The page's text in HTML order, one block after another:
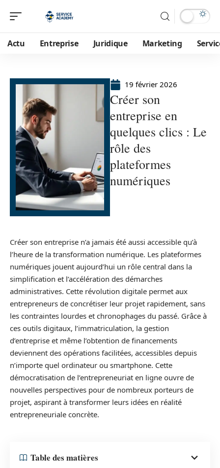
Actu Entreprise Juridique Marketing
19 février 2026
Créer son
entreprise en
quelques clics : Le
rôle des
plateformes
numériques
Créer son entreprise n’a jamais été aussi accessible qu’à
l’heure de la transformation numérique. Les plateformes
numériques jouent aujourd’hui un rôle central dans la
simplification et l’accélération des démarches
administratives. Cette révolution digitale permet aux
entrepreneurs de concrétiser leur projet rapidement, sans
les contraintes lourdes et chronophages du passé. Grâce à
ces outils digitaux, l’immatriculation, la gestion
d’entreprise et même l’obtention de financements
deviennent des opérations facilitées, accessibles depuis
n’importe quel ordinateur ou smartphone. Cette
démocratisation de l’entrepreneuriat en ligne ouvre de
nouvelles perspectives pour de nombreux porteurs de
projet, aspirant à transformer leurs idées en réalité
entrepreneuriale concrète.
Table des matières